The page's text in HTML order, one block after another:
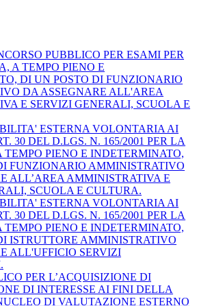
PUBBLICO PER ESAMI PER
A TEMPO PIENO E
DI UN POSTO DI FUNZIONARIO
DA ASSEGNARE ALL'AREA
E SERVIZI GENERALI, SCUOLA E
ESTERNA VOLONTARIA AI
30 DEL D.LGS. N. 165/2001 PER LA
TEMPO PIENO E INDETERMINATO,
FUNZIONARIO AMMINISTRATIVO
ALL’AREA AMMINISTRATIVA E
SCUOLA E CULTURA.
ESTERNA VOLONTARIA AI
30 DEL D.LGS. N. 165/2001 PER LA
TEMPO PIENO E INDETERMINATO,
ISTRUTTORE AMMINISTRATIVO
ALL'UFFICIO SERVIZI
PER L’ACQUISIZIONE DI
DI INTERESSE AI FINI DELLA
DI VALUTAZIONE ESTERNO